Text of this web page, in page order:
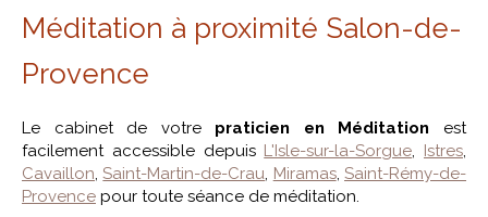
Méditation à proximité Salon-de-
Provence
Le cabinet de votre praticien en Méditation est
facilement accessible depuis L'Isle-sur-la-Sorgue, Istres,
Cavaillon,Saint-Martin-de-Crau, Miramas,Saint-Rémy-de-
Provence pour toute séance de méditation.